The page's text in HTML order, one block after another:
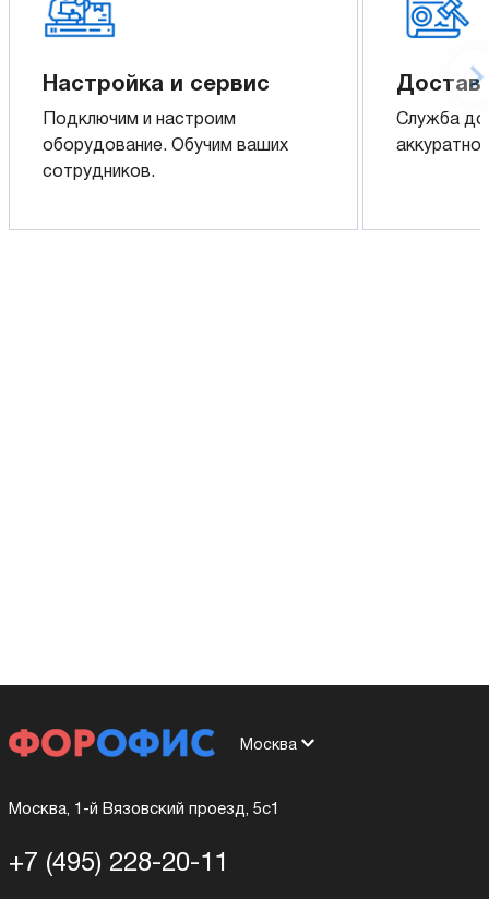
Настройка и сервис
Подключим и настроим
оборудование. Обучим ваших
сотрудников.
Служба
аккуратно
Москва
Москва, 1-й Вязовский проезд, 5с1
+7 (495) 228-20-11